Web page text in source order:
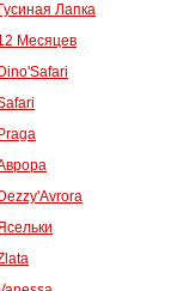
Гусиная Лапка
Месяцев
Dino'Safari
Praga
Dezzy'Avrora